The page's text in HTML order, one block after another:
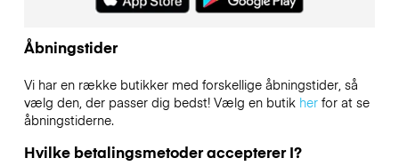
Åbningstider
Vi har en række butikker med forskellige åbningstider, så
vælg den, der passer dig bedst! Vælg en butik herfor at se
åbningstiderne.
Hvilke betalingsmetoder accepterer I?